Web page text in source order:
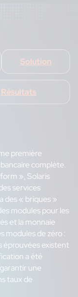
Solution
Résultats
première
complète.
», Solaris
services
des « briques »
modules pour les
et la monnaie
modules de zéro :
éprouvées existent
a été
une
taux de